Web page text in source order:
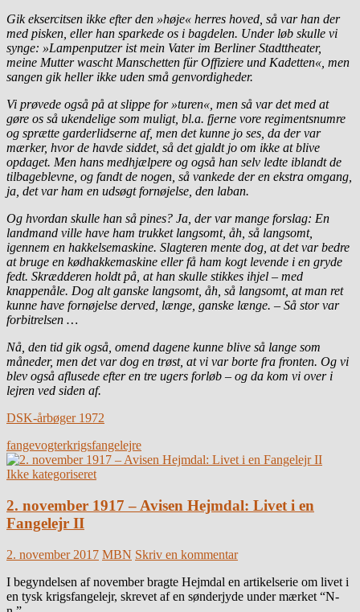
Gik eksercitsen ikke efter den »høje« herres hoved, så var han der
med pisken, eller han sparkede os i bagdelen. Under løb skulle vi
synge: »Lampenputzer ist mein Vater im Berliner Stadttheater,
meine Mutter wascht Manschetten für Offiziere und Kadetten«, men
sangen gik heller ikke uden små genvordigheder.
Vi prøvede også på at slippe for »turen«, men så var det med at
gøre os så ukendelige som muligt, bl.a. fjerne vore regimentsnumre
og sprætte garderlidserne af, men det kunne jo ses, da der var
mærker, hvor de havde siddet, så det gjaldt jo om ikke at blive
opdaget. Men hans medhjælpere og også han selv ledte iblandt de
tilbageblevne, og fandt de nogen, så vankede der en ekstra omgang,
ja, det var ham en udsøgt fornøjelse, den laban.
Og hvordan skulle han så pines? Ja, der var mange forslag: En
landmand ville have ham trukket langsomt, åh, så langsomt,
igennem en hakkelsemaskine. Slagteren mente dog, at det var bedre
at bruge en kødhakkemaskine eller få ham kogt levende i en gryde
fedt. Skrædderen holdt på, at han skulle stikkes ihjel – med
knappenåle. Dog alt ganske langsomt, åh, så langsomt, at man ret
kunne have fornøjelse derved, længe, ganske længe. – Så stor var
forbitrelsen …
Nå, den tid gik også, omend dagene kunne blive så lange som
måneder, men det var dog en trøst, at vi var borte fra fronten. Og vi
blev også aflusede efter en tre ugers forløb – og da kom vi over i
lejren ved siden af.
DSK-årbøger 1972
fangevogterkrigsfangelejre
Ikke kategoriseret
2. november 1917 – Avisen Hejmdal: Livet i en
Fangelejr II
2. november 2017 MBN Skriv en kommentar
I begyndelsen af november bragte Hejmdal en artikelserie om livet i
en tysk krigsfangelejr, skrevet af en sønderjyde under mærket “N-